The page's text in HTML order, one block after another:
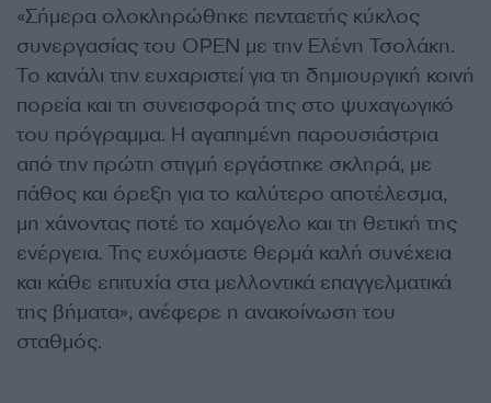
«Σήμερα ολοκληρώθηκε πενταετής κύκλος
συνεργασίας του OPEN με την Ελένη Τσολάκη.
Το κανάλι την ευχαριστεί για τη δημιουργική κοινή
πορεία και τη συνεισφορά της στο ψυχαγωγικό
του πρόγραμμα. Η αγαπημένη παρουσιάστρια
από την πρώτη στιγμή εργάστηκε σκληρά, με
πάθος και όρεξη για το καλύτερο αποτέλεσμα,
μη χάνοντας ποτέ το χαμόγελο και τη θετική της
ενέργεια. Της ευχόμαστε θερμά καλή συνέχεια
και κάθε επιτυχία στα μελλοντικά επαγγελματικά
της βήματα», ανέφερε η ανακοίνωση του
σταθμός.